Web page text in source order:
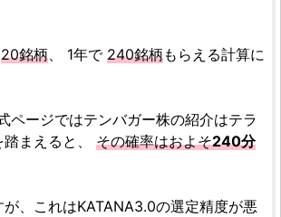
20銘柄、 1年で 240銘柄もらえる計算に
ページではテンバガー株の紹介はテラ
まえると、 その確率はおよそ240分
、これはKATANA3.0の選定精度が悪